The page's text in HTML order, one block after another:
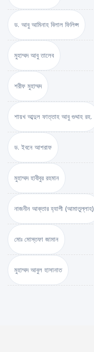
ড. আবু আমিনাহ বিলাল ফিলিপ্স
মুহাম্মদ আবু তালেব
শরীফ মুহাম্মদ
শায়খ আব্দুল ফাত্তাহ আবু গুদ্দাহ রহ.
ড. ইবনে আশরাফ
মুহাম্মদ হাবীবুর রহমান
নাজনীন আক্তার হ্যাপী (আমাতুল্লাহ)
মোঃ মোস্তফা জামান
মুহাম্মদ আবুল হাসানাত